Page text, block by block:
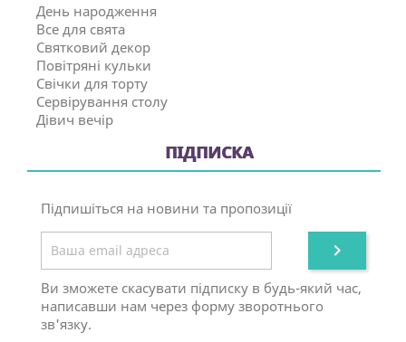
День народження
Все для свята
Святковий декор
Повітряні кульки
Свічки для торту
Сервірування столу
Дівич вечір
ПІДПИСКА
Підпишіться на новини та пропозиції

Ви зможете скасувати підписку в будь-який час,
написавши нам через форму зворотнього
зв'язку.